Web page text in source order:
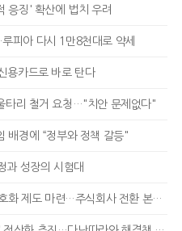
응징' 확산에 법치 우려
피아 다시 1만8천대로 약세
용카드로 바로 탄다
타리 철거 요청…"치안 문제없다"
배경에 “정부와 정책 갈등"
과 성장의 시험대
제도 마련…주식회사 전환 본격화